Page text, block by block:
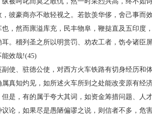
彼豪商亦不敢轻视之。若歆羡华侈，舍己事而
，然而廪溢库充，民丰物阜，鞭挞直及五印度
。稽列圣之所以明赏罚、劝农工者，饬令诸臣
能效哉!(45)
使、驻德公使，对西方火车铁路有切身经历和
真知灼见，如所述火车所到之处能改变原有经
是，有的属于夸大其词，如资金筹措问题、人
论，如果尽是愚陋偏谬之说，则信者不多，危